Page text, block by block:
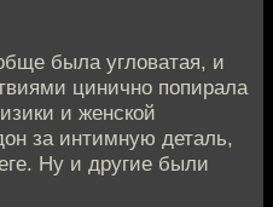
была угловатая, и
цинично попирала
и женской
за интимную деталь,
Ну и другие были